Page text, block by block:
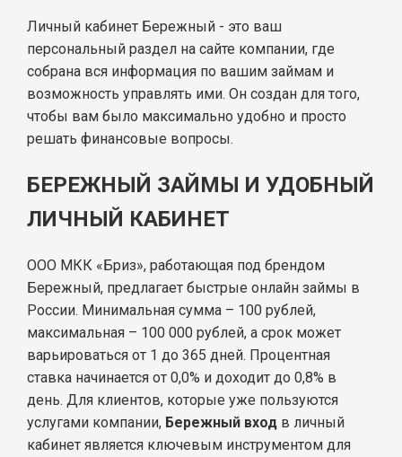
Личный кабинет Бережный - это ваш
персональный раздел на сайте компании, где
собрана вся информация по вашим займам и
возможность управлять ими. Он создан для того,
чтобы вам было максимально удобно и просто
решать финансовые вопросы.
БЕРЕЖНЫЙ ЗАЙМЫ И УДОБНЫЙ
ЛИЧНЫЙ КАБИНЕТ
ООО МКК «Бриз», работающая под брендом
Бережный, предлагает быстрые онлайн займы в
России. Минимальная сумма – 100 рублей,
максимальная – 100 000 рублей, а срок может
варьироваться от 1 до 365 дней. Процентная
ставка начинается от 0,0% и доходит до 0,8% в
день. Для клиентов, которые уже пользуются
услугами компании, Бережный вход в личный
кабинет является ключевым инструментом для